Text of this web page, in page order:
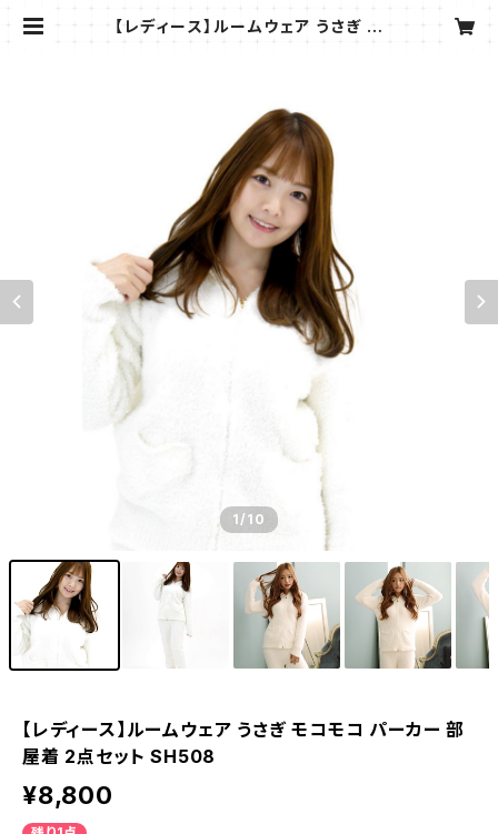
【レディース】ルームウェア うさぎ モ
1/10
【レディース】ルームウェア うさぎ モコモコ パーカー 部
屋着 2点セット SH508
¥8,800